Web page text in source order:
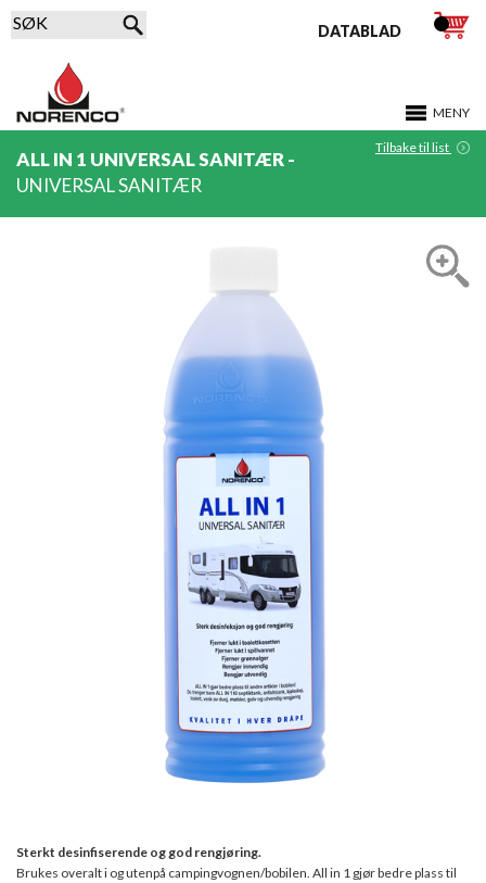
MENY
DATABLAD
ALL IN 1 UNIVERSAL SANITÆR -
UNIVERSAL SANITÆR
Tilbake til list
Sterkt desinfiserende og god rengjøring.
Brukes overalt i og utenpå campingvognen/bobilen. All in 1 gjør bedre plass til